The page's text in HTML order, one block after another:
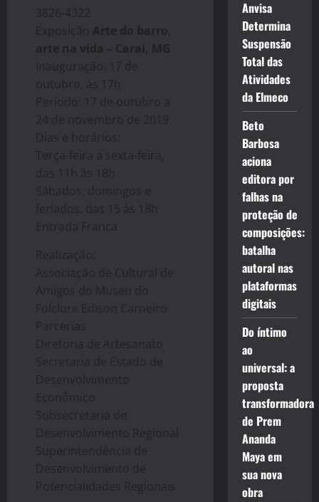
3826-4322
Exposição Arte do barro,
arte na vida – Caraí, MG
Inauguração: 17 de
outubro, às 17h
Período: 17 de outubro a
24 de novembro de 2019
Dias e horários:
Terça-feira a sexta-feira,
das 11h às 18h
Sábados, domingos e
feriados, das 15 às 18h
Entrada Franca
Realização:
Associação de Cultural de
Amigos do Museu do
Folclore Edison Carneiro
Parcerias
Diretoria de Artesanato
Secretaria de Estado de
Desenvolvimento
Econômico
Subsecretaria de
Desenvolvimento Regional
Superintendência de
Desenvolvimento de
Potencialidades Regionais
Anvisa
Determina
Suspensão
Total das
Atividades
da Elmeco
Beto
Barbosa
aciona
editora por
falhas na
proteção de
composições:
batalha
autoral nas
plataformas
digitais
Do íntimo
ao
universal: a
proposta
transformadora
de Prem
Ananda
Maya em
sua nova
obra